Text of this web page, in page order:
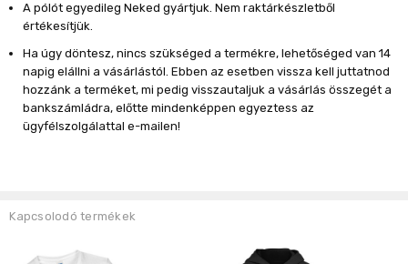
A pólót egyedileg Neked gyártjuk. Nem raktárkészletből
értékesítjük.
Ha úgy döntesz, nincs szükséged a termékre, lehetőséged van 14
napig elállni a vásárlástól. Ebben az esetben vissza kell juttatnod
hozzánk a terméket, mi pedig visszautaljuk a vásárlás összegét a
bankszámládra, előtte mindenképpen egyeztess az
ügyfélszolgálattal e-mailen!
Kapcsolodó termékek